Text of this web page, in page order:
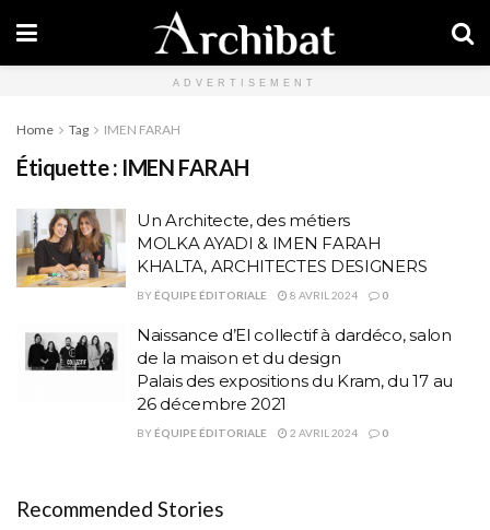
ADVERTISEMENT
Home Tag IMEN FARAH
Étiquette : IMEN FARAH
Un Architecte, des métiers
MOLKA AYADI & IMEN FARAH
KHALTA, ARCHITECTES DESIGNERS
BY ÉQUIPE ÉDITORIALE 8 AVRIL 2024 0
Naissance d’El collectif à dardéco, salon
de la maison et du design
Palais des expositions du Kram, du 17 au
26 décembre 2021
BY ÉQUIPE ÉDITORIALE 2 AVRIL 2024 0
Recommended Stories